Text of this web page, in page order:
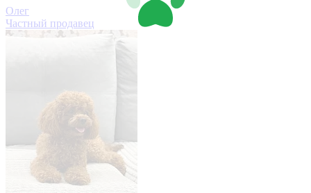
Олег
Частный продавец